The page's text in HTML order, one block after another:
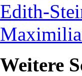
Edith-
Weitere